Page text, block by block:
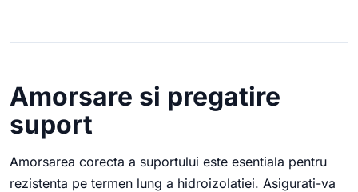
Amorsare si pregatire
suport
Amorsarea corecta a suportului este esentiala pentru
rezistenta pe termen lung a hidroizolatiei. Asigurati-va